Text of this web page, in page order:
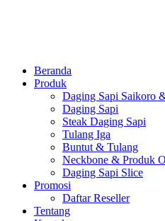
Beranda
Produk
Daging Sapi Saikoro
Daging Sapi
Steak Daging Sapi
Tulang Iga
Buntut & Tulang
Neckbone & Produk
Daging Sapi Slice
Promosi
Daftar Reseller
Tentang